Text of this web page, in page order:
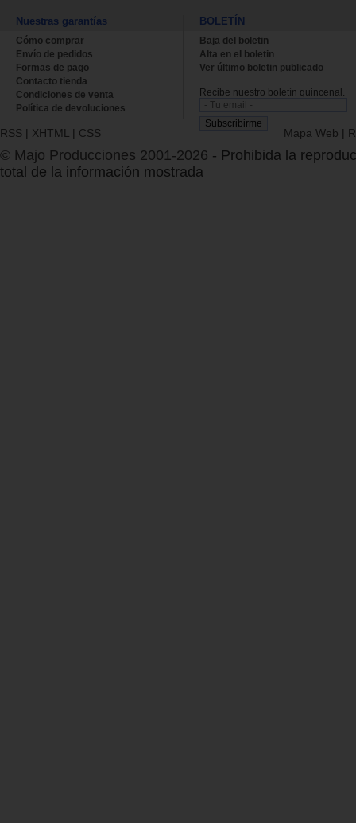
Nuestras garantías
Cómo comprar
Envío de pedidos
Formas de pago
Contacto tienda
Condiciones de venta
Política de devoluciones
BOLETÍN
Baja del boletin
Alta en el boletin
Ver último boletin publicado
Recibe nuestro boletín quincenal.
RSS | XHTML | CSS Mapa Web |
© Majo Producciones 2001-2026 - Prohibida la
total de la información mostrada